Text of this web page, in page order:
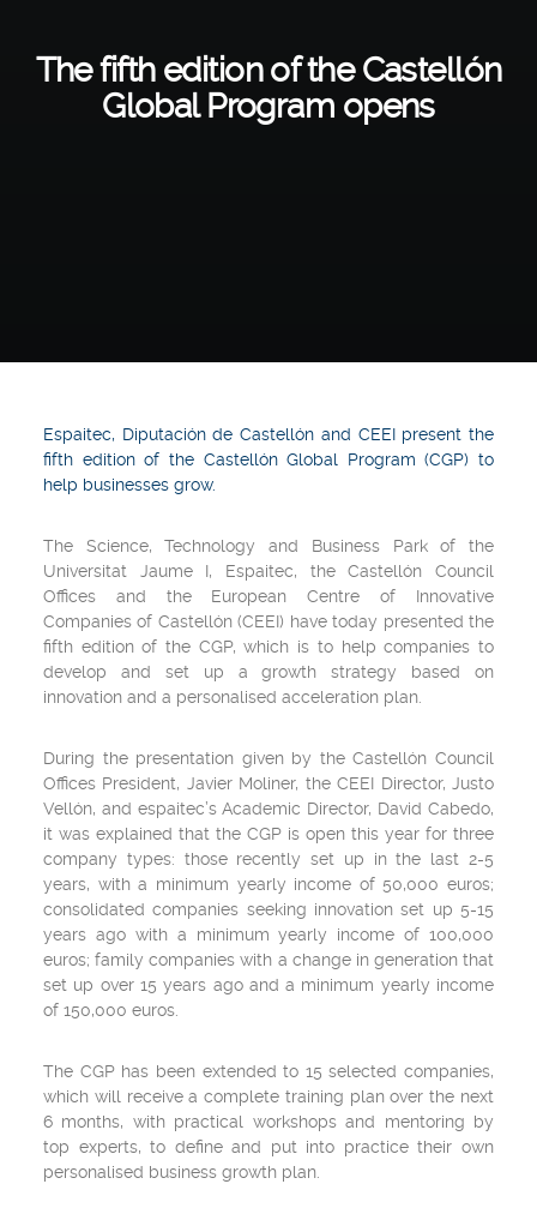
The fifth edition of the Castellón
Global Program opens
Espaitec, Diputación de Castellón and CEEI present the
fifth edition of the Castellón Global Program (CGP) to
help businesses grow.
The Science, Technology and Business Park of the
Universitat Jaume I, Espaitec, the Castellón Council
Offices and the European Centre of Innovative
Companies of Castellón (CEEI) have today presented the
fifth edition of the CGP, which is to help companies to
develop and set up a growth strategy based on
innovation and a personalised acceleration plan.
During the presentation given by the Castellón Council
Offices President, Javier Moliner, the CEEI Director, Justo
Vellón, and espaitec’s Academic Director, David Cabedo,
it was explained that the CGP is open this year for three
company types: those recently set up in the last 2-5
years, with a minimum yearly income of 50,000 euros;
consolidated companies seeking innovation set up 5-15
years ago with a minimum yearly income of 100,000
euros; family companies with a change in generation that
set up over 15 years ago and a minimum yearly income
of 150,000 euros.
The CGP has been extended to 15 selected companies,
which will receive a complete training plan over the next
6 months, with practical workshops and mentoring by
top experts, to define and put into practice their own
personalised business growth plan.